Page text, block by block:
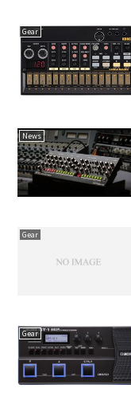
Gear
News
Gear
Gear